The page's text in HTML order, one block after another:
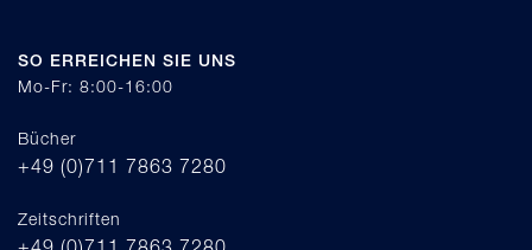
SO ERREICHEN SIE UNS
Mo-Fr: 8:00-16:00
Bücher
+49 (0)711 7863 7280
Zeitschriften